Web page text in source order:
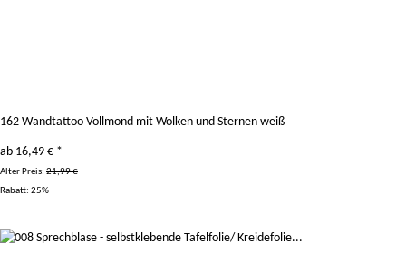
162 Wandtattoo Vollmond mit Wolken und Sternen weiß
ab 16,49 € *
Alter Preis: 21,99 €
Rabatt: 25%